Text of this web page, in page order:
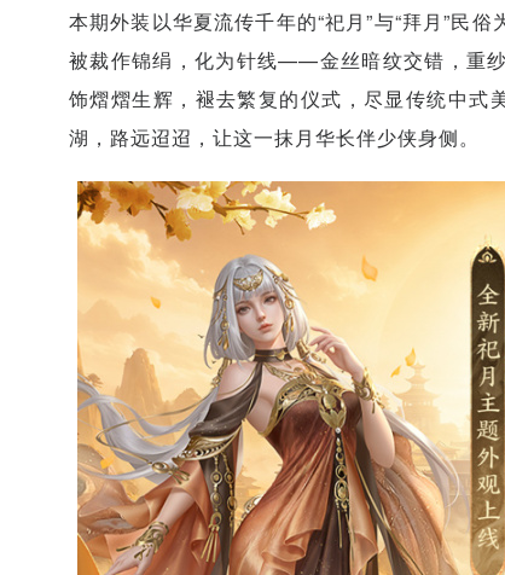
本期外装以华夏流传千年的“祀月”与“拜月”民
被裁作锦绢，化为针线——金丝暗纹交错，重
饰熠熠生辉，褪去繁复的仪式，尽显传统中式
湖，路远迢迢，让这一抹月华长伴少侠身侧。